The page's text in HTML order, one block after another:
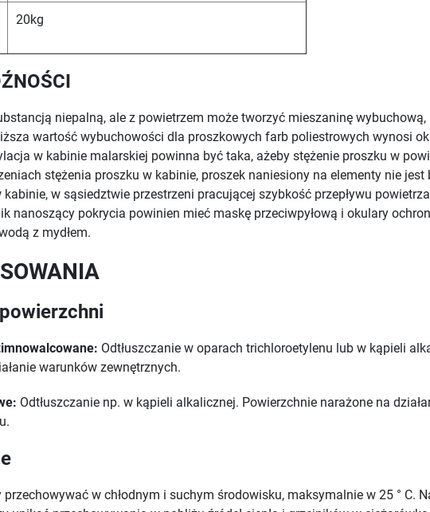
20kg
niepalną, ale z powietrzem może tworzyć mieszaninę
wartość wybuchowości dla proszkowych farb poliestrowych wynosi
w kabinie malarskiej powinna być taka, ażeby stężenie proszku w
stężenia proszku w kabinie, proszek naniesiony na elementy nie
w sąsiedztwie przestrzeni pracującej szybkość przepływu
nanoszący pokrycia powinien mieć maskę przeciwpyłową i okulary
z mydłem.
Odtłuszczanie w oparach trichloroetylenu lub w kąpieli
warunków zewnętrznych.
Odtłuszczanie np. w kąpieli alkalicznej. Powierzchnie narażone na
przechowywać w chłodnym i suchym środowisku, maksymalnie w 25 ° C.